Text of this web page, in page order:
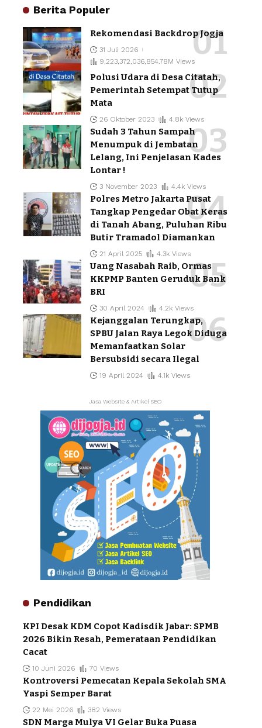
Berita Populer
Rekomendasi Backdrop Jogja
31 Juli 2026
9,223,372,036,854.78M Views
Polusi Udara di Desa Citatah,
Pemerintah Setempat Tutup
Mata
26 Oktober 2023 4.8k Views
Sudah 3 Tahun Sampah
Menumpuk di Jembatan
Lelang, Ini Penjelasan Kades
Lontar !
3 November 2023 4.4k Views
Polres Metro Jakarta Pusat
Tangkap Pengedar Obat Keras
di Tanah Abang, Puluhan Ribu
Butir Tramadol Diamankan
21 April 2025 4.3k Views
Uang Nasabah Raib, Ormas
KKPMP Banten Geruduk Bank
BRI
30 April 2024 4.2k Views
Kejanggalan Terungkap,
SPBU Jalan Raya Legok Diduga
Memanfaatkan Solar
Bersubsidi secara Ilegal
19 April 2024 4.1k Views
Jasa Website & Artikel SEO
Pendidikan
KPI Desak KDM Copot Kadisdik Jabar: SPMB
2026 Bikin Resah, Pemerataan Pendidikan
Cacat
10 Juni 2026 70 Views
Kontroversi Pemecatan Kepala Sekolah SMA
Yaspi Semper Barat
22 Mei 2026 382 Views
SDN Marga Mulya VI Gelar Buka Puasa